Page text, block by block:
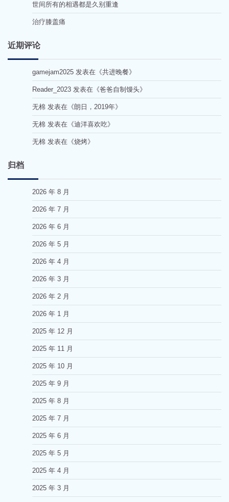
世间所有的相遇都是久别重逢
治疗膝盖痛
近期评论
gamejam2025 发表在《共进晚餐》
Reader_2023 发表在《爸爸自制馒头》
无棉 发表在《朗日，2019年》
无棉 发表在《迪洋喜欢吃》
无棉 发表在《烧烤》
归档
2026 年 8 月
2026 年 7 月
2026 年 6 月
2026 年 5 月
2026 年 4 月
2026 年 3 月
2026 年 2 月
2026 年 1 月
2025 年 12 月
2025 年 11 月
2025 年 10 月
2025 年 9 月
2025 年 8 月
2025 年 7 月
2025 年 6 月
2025 年 5 月
2025 年 4 月
2025 年 3 月